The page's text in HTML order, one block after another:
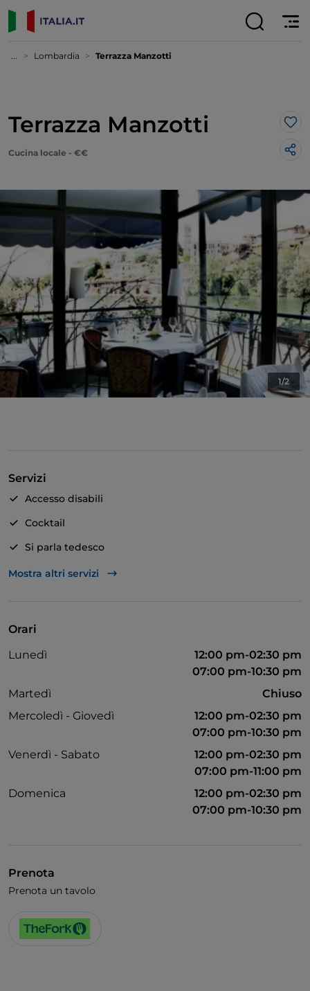
... Lombardia Terrazza Manzotti
Terrazza Manzotti
Cucina locale - €€
1/2
Servizi
Accesso disabili
Cocktail
Si parla tedesco
Si parla inglese
Mostra altri servizi
Orari
Lunedì
12:00 pm-02:30 pm
07:00 pm-10:30 pm
Martedì
Chiuso
Mercoledì - Giovedì
12:00 pm-02:30 pm
07:00 pm-10:30 pm
Venerdì - Sabato
12:00 pm-02:30 pm
07:00 pm-11:00 pm
Domenica
12:00 pm-02:30 pm
07:00 pm-10:30 pm
Prenota
Prenota un tavolo